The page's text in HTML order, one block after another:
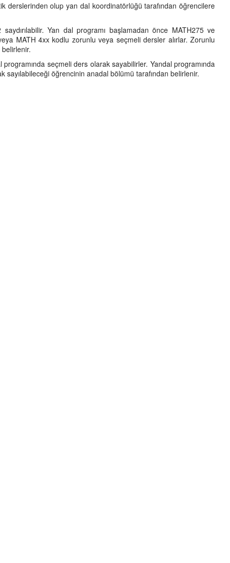
derslerinden olup yan dal koordinatörlüğü tarafından öğrencilere
Yan dal programı başlamadan önce MATH275 ve
MATH 4xx kodlu zorunlu veya seçmeli dersler alırlar. Zorunlu
belirlenir.
seçmeli ders olarak sayabilirler. Yandal programında
öğrencinin anadal bölümü tarafından belirlenir.